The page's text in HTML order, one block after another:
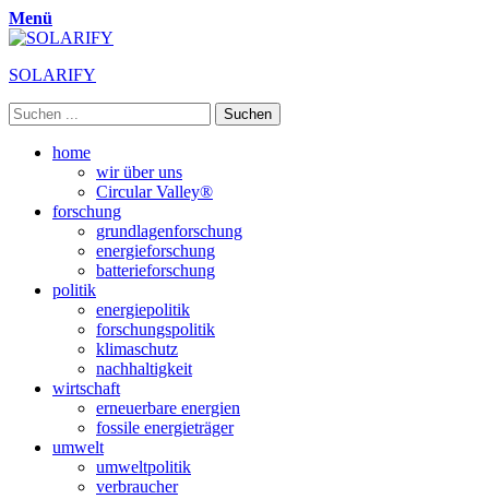
Menü
SOLARIFY
Suchen
nach:
Primäres
Zum
home
wir über uns
Circular Valley®
forschung
grundlagenforschung
energieforschung
batterieforschung
politik
energiepolitik
forschungspolitik
klimaschutz
nachhaltigkeit
wirtschaft
erneuerbare energien
fossile energieträger
umwelt
umweltpolitik
verbraucher